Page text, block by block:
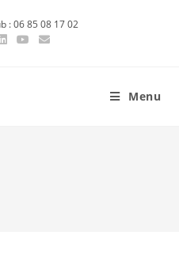
: 06 85 08 17 02
Menu